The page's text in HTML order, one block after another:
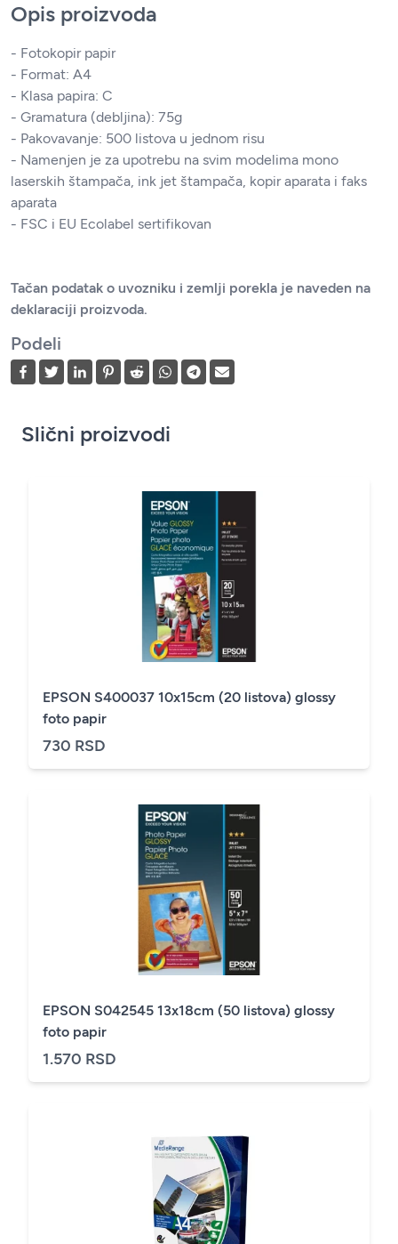
Opis proizvoda
- Fotokopir papir
- Format: A4
- Klasa papira: C
- Gramatura (debljina): 75g
- Pakovavanje: 500 listova u jednom risu
- Namenjen je za upotrebu na svim modelima mono
laserskih štampača, ink jet štampača, kopir aparata i faks
aparata
- FSC i EU Ecolabel sertifikovan
Tačan podatak o uvozniku i zemlji porekla je naveden na
deklaraciji proizvoda.
Podeli
Slični proizvodi
EPSON S400037 10x15cm (20 listova) glossy
foto papir
730 RSD
EPSON S042545 13x18cm (50 listova) glossy
foto papir
1.570 RSD